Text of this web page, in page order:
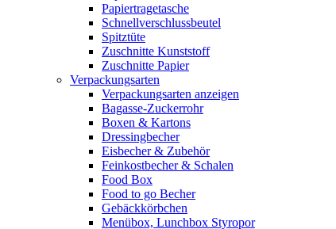
Papiertragetasche
Schnellverschlussbeutel
Spitztüte
Zuschnitte Kunststoff
Zuschnitte Papier
Verpackungsarten
Verpackungsarten anzeigen
Bagasse-Zuckerrohr
Boxen & Kartons
Dressingbecher
Eisbecher & Zubehör
Feinkostbecher & Schalen
Food Box
Food to go Becher
Gebäckkörbchen
Menübox, Lunchbox Styropor